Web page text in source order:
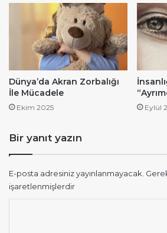
Dünya’da Akran Zorbalığı
İle Mücadele
Ekim 2025 Eylül
Bir yanıt yazın
E-posta adresiniz yayınlanmayacak.
işaretlenmişlerdir